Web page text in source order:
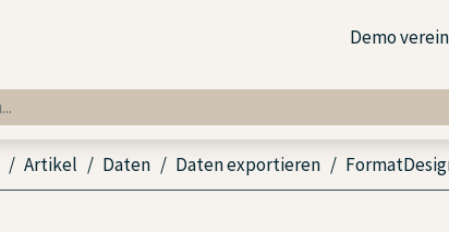
Demo
Artikel Daten Daten exportieren